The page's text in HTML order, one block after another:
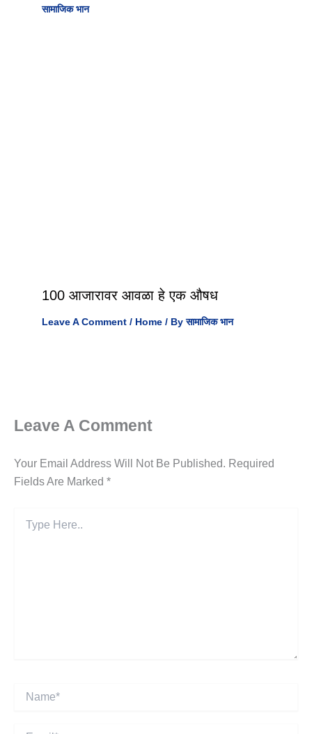
सामाजिक भान
100 आजारावर आवळा हे एक औषध
Leave A Comment / Home / Byसामाजिक भान
Leave A Comment
Your Email Address Will Not Be Published. Required
Fields Are Marked *
Here..